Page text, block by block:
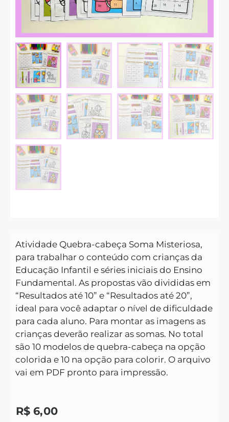
Atividade Quebra-cabeça Soma Misteriosa,
para trabalhar o conteúdo com crianças da
Educação Infantil e séries iniciais do Ensino
Fundamental. As propostas vão divididas em
“Resultados até 10” e “Resultados até 20”,
ideal para você adaptar o nível de dificuldade
para cada aluno. Para montar as imagens as
crianças deverão realizar as somas. No total
são 10 modelos de quebra-cabeça na opção
colorida e 10 na opção para colorir. O arquivo
vai em PDF pronto para impressão.
R$ 6,00